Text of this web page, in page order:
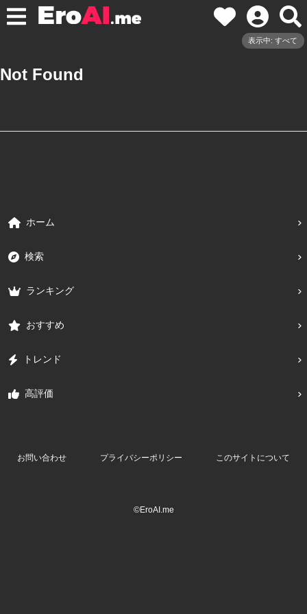
表示中: すべて
Not Found
ホーム
検索
ランキング
おすすめ
トレンド
高評価
お問い合わせ プライバシーポリシー このサイトについて
©EroAI.me